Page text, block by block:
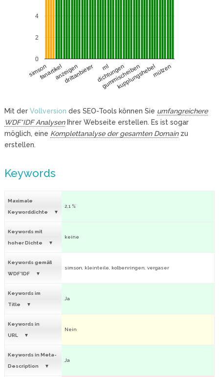
simsonfanartikelanzeigen
drittanbieter ml
dichtungen
gummischeiben
kupplungshebelmützen
0
2
4
Mit der Vollversion des SEO-Tools können Sie umfangreichere
WDF*IDF AnalysenIhrer Webseite erstellen. Es ist sogar
möglich, eine Komplettanalyse der gesamten Domainzu
erstellen.
Keywords
Maximale
Keyworddichte
2.1 %
Keywords mit
hoher Dichte
keine
Keywords gemäß
WDF*IDF
simson, kleinteile, kolbenringen, vergaser
Keywords im
Title
Ja
Keywords in
URL
Nein
Keywords in Meta-
Description
Ja